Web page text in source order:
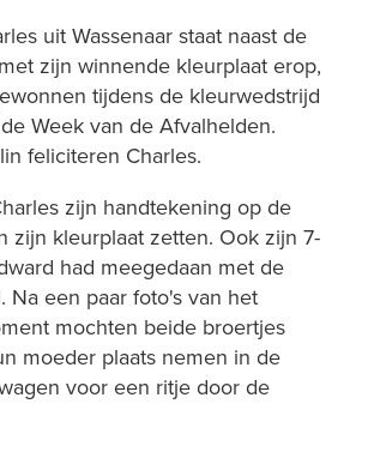
zijn handtekening op de
zijn kleurplaat zetten. Ook zijn 7-
had meegedaan met de
Na een paar foto's van het
mochten beide broertjes
moeder plaats nemen in de
voor een ritje door de